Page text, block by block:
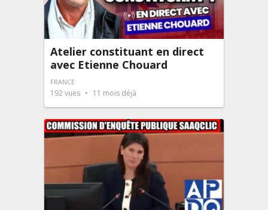
Atelier constituant en direct
avec Etienne Chouard
FRANCE
192vues 11 mois déjà